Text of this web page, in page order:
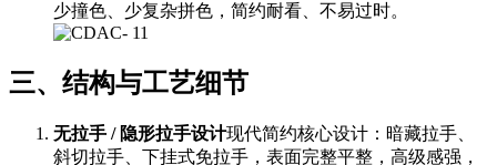
少撞色、少复杂拼色，简约耐看、不易过时。
三、结构与工艺细节
无拉手 / 隐形拉手设计现代简约核心设计：暗藏拉手、
斜切拉手、下挂式免拉手，表面完整平整，高级感强，